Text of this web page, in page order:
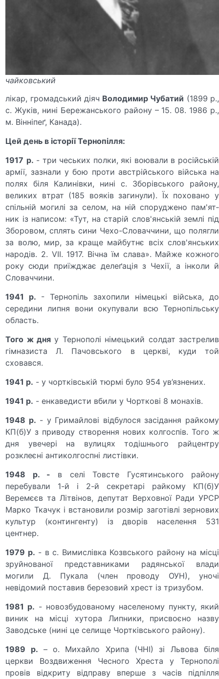
чайковський
лікар, громадський діяч Володимир Чубатий (1899 р.,
с. Жуків, нині Бережанського району – 15. 08. 1986 р.,
м. Вінніпеґ, Канада).
Цей день в історії Тернопілля:
1917 р. - три чеських полки, які во­ювали в російській
армії, зазнали у бою проти австрійського війська на
полях біля Калинівки, нині с. Зборівського району,
великих втрат (185 вояків загинули). Їх поховано у
спільній мо­гилі за селом, на ній споруджено пам'ят­
ник із написом: «Тут, на старій слов'янській землі під
Зборовом, сплять сини Чехо-Словаччини, що полягли
за волю, мир, за краще май­бутнє всіх слов'янських
народів. 2. VII. 1917. Вічна їм слава». Майже кожного
року сюди приїжджає делеґація з Чехії, а інколи й
Словаччини.
1941 р. - Тернопіль захопили німецькі війська, до
середини липня вони окупували всю Тернопільську
область.
Того ж дня у Тернополі німецький солдат застрелив
гімназиста Л. Пачовського в церкві, куди той
сховався.
1941 р. - у чортківській тюрмі було 954 ув’язнених.
1941 р. - енкаведисти вбили у Чорткові 8 монахів.
1948 р. - у Гримайлові відбулося засідання райкому
КП(б)У з приводу створення нових колгоспів. Того ж
дня увечері на вулицях тодішнього райцентру
розклеєні антиколгоспні листівки.
1948 р. - в селі Товсте Гусятинського району
перебували 1-й і 2-й секретарі райкому КП(б)У
Веремєєв та Літвінов, депутат Верховної Ради УРСР
Марко Ткачук і встановили розмір заготівлі зернових
культур (контингенту) із дворів населення 531
центнер.
1979 р. - в с. Вимислівка Козвського району на місці
зруйнованої представниками радянської влади
могили Д. Пукала (член проводу ОУН), уночі
невідомий поставив березовий хрест із тризубом.
1981 р. - новозбудованому населеному пункту, який
виник на місці хутора Липники, присвоєно назву
Заводське (нині це селище Чортківського району).
1989 р. – о. Михайло Хрипа (ЧНІ) зі Львова біля
церкви Воздвиження Чесного Хреста у Тернополі
провів відкриту відправу вперше з часів підпілля